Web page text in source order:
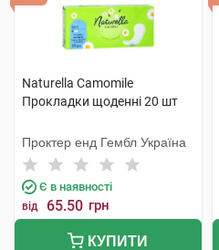
Naturella Camomile
Прокладки щоденні 20 шт
Проктер енд Гембл Україна
Є в наявності
від 65.50 грн
КУПИТИ